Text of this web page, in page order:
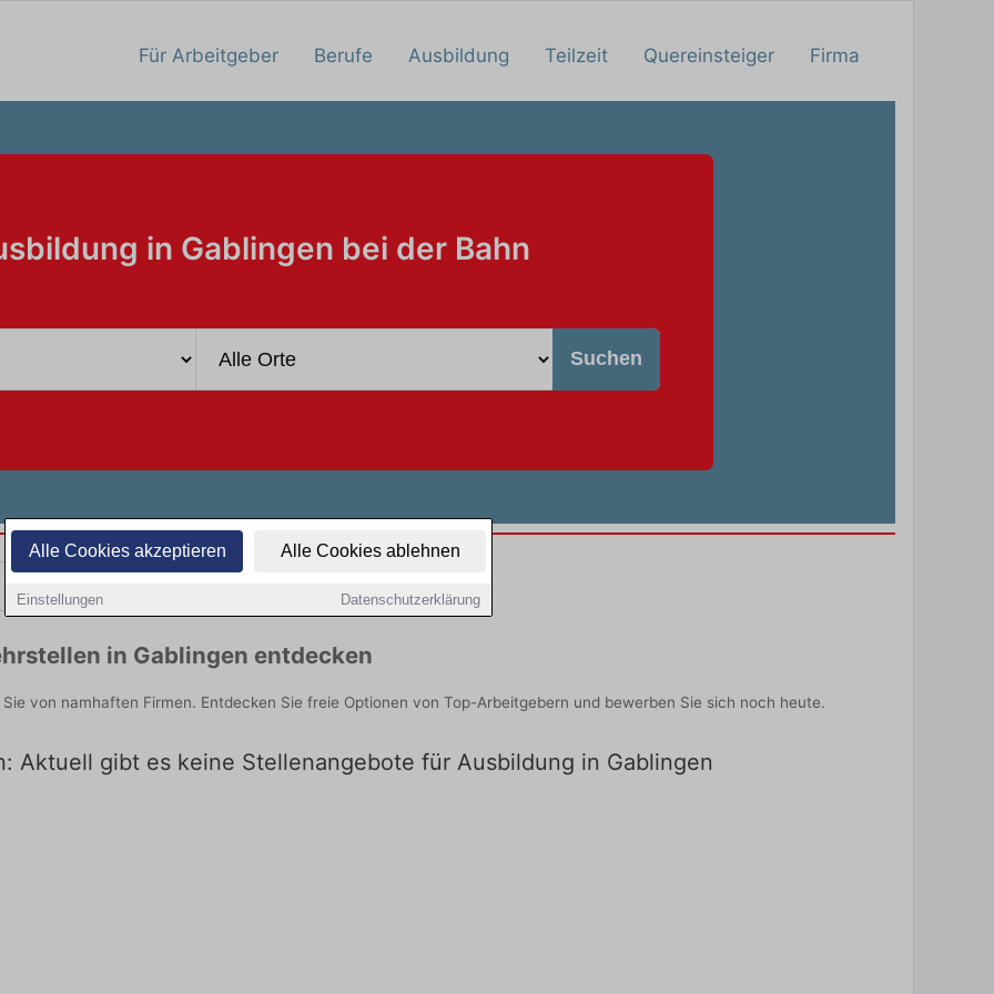
Alle Cookies akzeptieren Alle Cookies ablehnen
Einstellungen Datenschutzerklärung
Für Arbeitgeber Berufe Ausbildung Teilzeit Quereinsteiger Firma
in Gablingen bei der Bahn
Suchen
in Gablingen entdecken
von namhaften Firmen. Entdecken Sie freie Optionen von Top-Arbeitgebern und bewerben Sie sich noch heute.
Aktuell gibt es keine Stellenangebote für Ausbildung in Gablingen